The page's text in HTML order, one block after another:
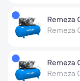
Remeza
Remeza
Remeza
Remeza